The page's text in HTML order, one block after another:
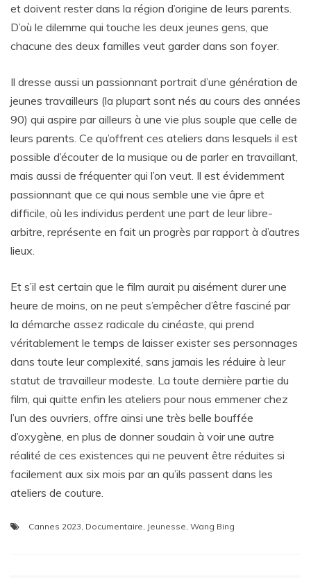
et doivent rester dans la région d’origine de leurs parents.
D’où le dilemme qui touche les deux jeunes gens, que
chacune des deux familles veut garder dans son foyer.
Il dresse aussi un passionnant portrait d’une génération de
jeunes travailleurs (la plupart sont nés au cours des années
90) qui aspire par ailleurs à une vie plus souple que celle de
leurs parents. Ce qu’offrent ces ateliers dans lesquels il est
possible d’écouter de la musique ou de parler en travaillant,
mais aussi de fréquenter qui l’on veut. Il est évidemment
passionnant que ce qui nous semble une vie âpre et
difficile, où les individus perdent une part de leur libre-
arbitre, représente en fait un progrès par rapport à d’autres
lieux.
Et s’il est certain que le film aurait pu aisément durer une
heure de moins, on ne peut s’empêcher d’être fasciné par
la démarche assez radicale du cinéaste, qui prend
véritablement le temps de laisser exister ses personnages
dans toute leur complexité, sans jamais les réduire à leur
statut de travailleur modeste. La toute dernière partie du
film, qui quitte enfin les ateliers pour nous emmener chez
l’un des ouvriers, offre ainsi une très belle bouffée
d’oxygène, en plus de donner soudain à voir une autre
réalité de ces existences qui ne peuvent être réduites si
facilement aux six mois par an qu’ils passent dans les
ateliers de couture.
Cannes 2023 Documentaire Jeunesse Wang Bing